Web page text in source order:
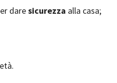
daresicurezza alla casa;